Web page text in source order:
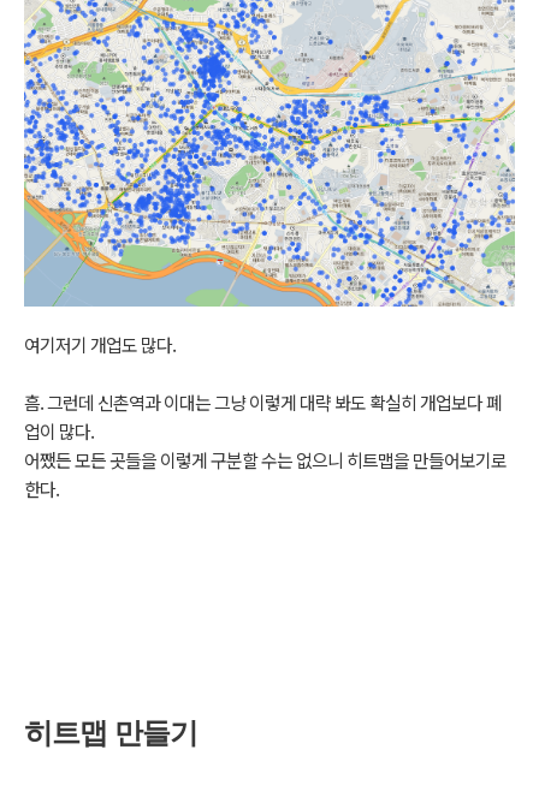
여기저기 개업도 많다.
흠. 그런데 신촌역과 이대는 그냥 이렇게 대략 봐도 확실히 개업보다 폐
업이 많다.
어쨌든 모든 곳들을 이렇게 구분할 수는 없으니 히트맵을 만들어보기로
한다.
히트맵 만들기